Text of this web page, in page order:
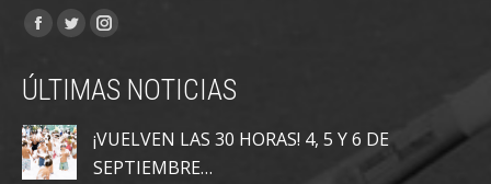
Encuéntranos en:
Facebook
opens
in
new
window
Twitter
opens
in
new
window
Instagram
opens
new
window
ÚLTIMAS NOTICIAS
¡VUELVEN LAS 30 HORAS! 4, 5 Y 6 DE
SEPTIEMBRE…